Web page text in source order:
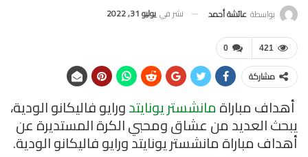
بواسطة عائشة أحمد نشر في يوليو 31, 2022
0 421
مشاركة
أهداف مباراةمانشستر يونايتدورايو فاليكانو الودية،
يبحث العديد من عشاق ومحبي الكرة المستديرة عن
أهداف مباراة مانشستر يونايتد ورايو فاليكانو الودية.